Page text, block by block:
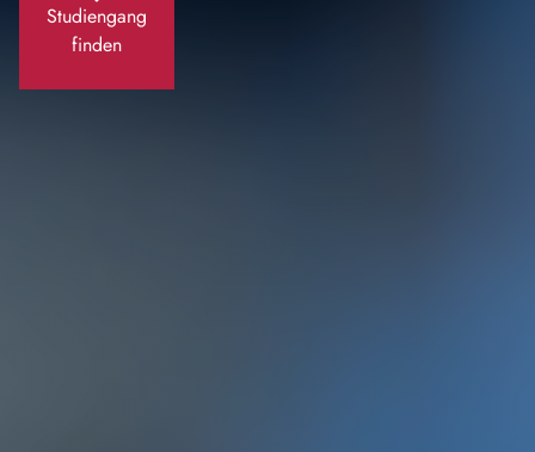
Studiengang
finden